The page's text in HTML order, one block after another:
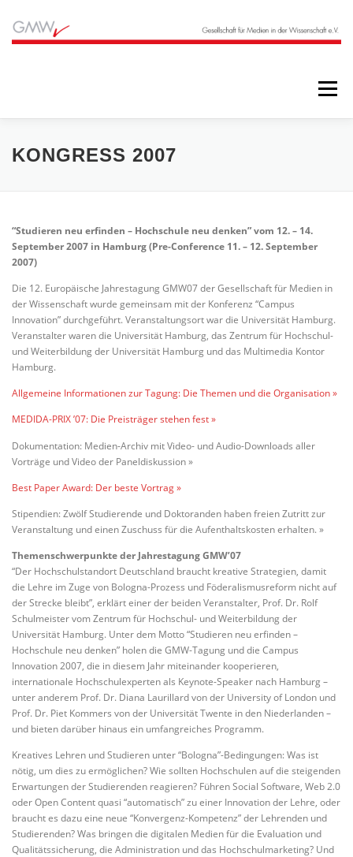
Inhalt
springen
Menü
STARTSEITE BLOG
KONGRESS 2007
“Studieren neu erfinden – Hochschule neu denken”vom 12. – 14.
September 2007 in Hamburg (Pre-Conference 11. – 12. September
2007)
Die 12. Europäische Jahrestagung GMW07 der Gesellschaft für Medien in
der Wissenschaft wurde gemeinsam mit der Konferenz “Campus
Innovation” durchgeführt. Veranstaltungsort war die Universität Hamburg.
Veranstalter waren die Universität Hamburg, das Zentrum für Hochschul-
und Weiterbildung der Universität Hamburg und das Multimedia Kontor
Hamburg.
Allgemeine Informationen zur Tagung: Die Themen und die Organisation »
MEDIDA-PRIX ’07: Die Preisträger stehen fest »
Dokumentation: Medien-Archiv mit Video- und Audio-Downloads aller
Vorträge und Video der Paneldiskussion »
Best Paper Award: Der beste Vortrag »
Stipendien: Zwölf Studierende und Doktoranden haben freien Zutritt zur
Veranstaltung und einen Zuschuss für die Aufenthaltskosten erhalten. »
Themenschwerpunkte der Jahrestagung GMW’07
“Der Hochschulstandort Deutschland braucht kreative Strategien, damit
die Lehre im Zuge von Bologna-Prozess und Föderalismusreform nicht auf
der Strecke bleibt”, erklärt einer der beiden Veranstalter, Prof. Dr. Rolf
Schulmeister vom Zentrum für Hochschul- und Weiterbildung der
Universität Hamburg. Unter dem Motto “Studieren neu erfinden –
Hochschule neu denken” holen die GMW-Tagung und die Campus
Innovation 2007, die in diesem Jahr miteinander kooperieren,
internationale Hochschulexperten als Keynote-Speaker nach Hamburg –
unter anderem Prof. Dr. Diana Laurillard von der University of London und
Prof. Dr. Piet Kommers von der Universität Twente in den Niederlanden –
und bieten darüber hinaus ein umfangreiches Programm.
Kreatives Lehren und Studieren unter “Bologna”-Bedingungen: Was ist
nötig, um dies zu ermöglichen? Wie sollten Hochschulen auf die steigenden
Erwartungen der Studierenden reagieren? Führen Social Software, Web 2.0
oder Open Content quasi “automatisch” zu einer Innovation der Lehre, oder
braucht es dazu eine neue “Konvergenz-Kompetenz” der Lehrenden und
Studierenden? Was bringen die digitalen Medien für die Evaluation und
Qualitätssicherung, die Administration und das Hochschulmarketing? Und